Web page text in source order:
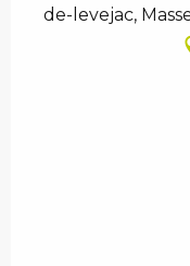
de-levejac,